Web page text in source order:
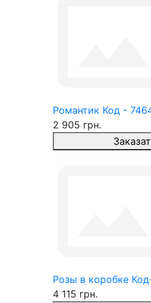
Романтик Код -
2 905 грн.
Розы в коробке
4 115 грн.